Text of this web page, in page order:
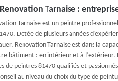
Tarnaise :
Tarnaise est un peintre
Dotée de plusieurs années
Renovation Tarnaise est dans la
bâtiment : en intérieur et à l’extérieur.
de peintres 81470 qualifiés et
au niveau du choix du type de